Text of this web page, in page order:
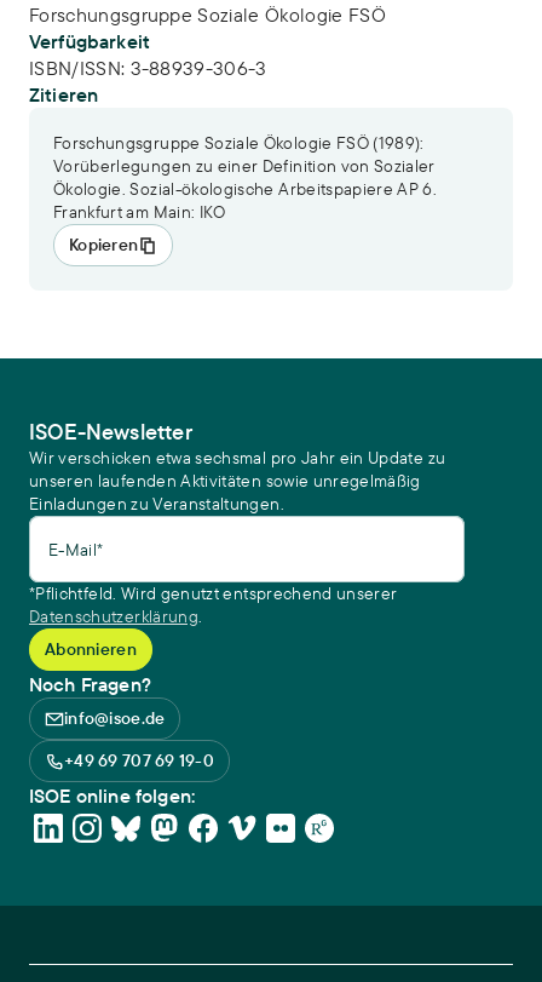
Forschungsgruppe Soziale Ökologie FSÖ
Verfügbarkeit
ISBN/ISSN: 3-88939-306-3
Zitieren
Forschungsgruppe Soziale Ökologie FSÖ (1989):
Vorüberlegungen zu einer Definition von Sozialer
Ökologie. Sozial-ökologische Arbeitspapiere AP 6.
Frankfurt am Main: IKO
Kopieren
ISOE-Newsletter
Wir verschicken etwa sechsmal pro Jahr ein Update zu
unseren laufenden Aktivitäten sowie unregelmäßig
Einladungen zu Veranstaltungen.
E-Mail*
*Pflichtfeld. Wird genutzt entsprechend unserer
Datenschutzerklärung.
Noch Fragen?
info@isoe.de
+49 69 707 69 19-0
ISOE online folgen: